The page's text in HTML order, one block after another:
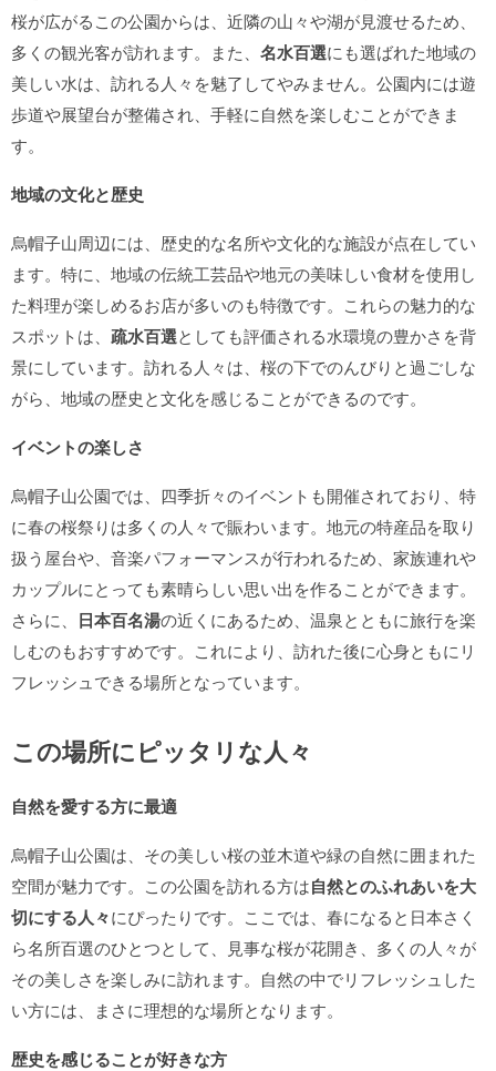
桜が広がるこの公園からは、近隣の山々や湖が見渡せるため、
多くの観光客が訪れます。また、 名水百選にも選ばれた地域の
美しい水は、訪れる人々を魅了してやみません。公園内には遊
歩道や展望台が整備され、手軽に自然を楽しむことができま
す。
地域の文化と歴史
烏帽子山周辺には、歴史的な名所や文化的な施設が点在してい
ます。特に、地域の伝統工芸品や地元の美味しい食材を使用し
た料理が楽しめるお店が多いのも特徴です。これらの魅力的な
スポットは、 疏水百選としても評価される水環境の豊かさを背
景にしています。訪れる人々は、桜の下でのんびりと過ごしな
がら、地域の歴史と文化を感じることができるのです。
イベントの楽しさ
烏帽子山公園では、四季折々のイベントも開催されており、特
に春の桜祭りは多くの人々で賑わいます。地元の特産品を取り
扱う屋台や、音楽パフォーマンスが行われるため、家族連れや
カップルにとっても素晴らしい思い出を作ることができます。
さらに、 日本百名湯の近くにあるため、温泉とともに旅行を楽
しむのもおすすめです。これにより、訪れた後に心身ともにリ
フレッシュできる場所となっています。
この場所にピッタリな人々
自然を愛する方に最適
烏帽子山公園は、その美しい桜の並木道や緑の自然に囲まれた
空間が魅力です。この公園を訪れる方は自然とのふれあいを大
切にする人々にぴったりです。ここでは、春になると日本さく
ら名所百選のひとつとして、見事な桜が花開き、多くの人々が
その美しさを楽しみに訪れます。自然の中でリフレッシュした
い方には、まさに理想的な場所となります。
歴史を感じることが好きな方